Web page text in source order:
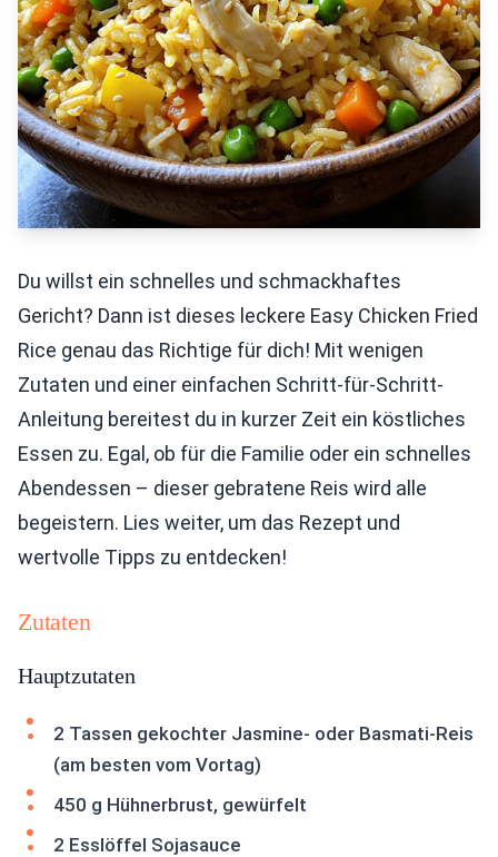
Du willst ein schnelles und schmackhaftes
Gericht? Dann ist dieses leckere Easy Chicken Fried
Rice genau das Richtige für dich! Mit wenigen
Zutaten und einer einfachen Schritt-für-Schritt-
Anleitung bereitest du in kurzer Zeit ein köstliches
Essen zu. Egal, ob für die Familie oder ein schnelles
Abendessen – dieser gebratene Reis wird alle
begeistern. Lies weiter, um das Rezept und
wertvolle Tipps zu entdecken!
Zutaten
Hauptzutaten
2 Tassen gekochter Jasmine- oder Basmati-Reis
(am besten vom Vortag)
450 g Hühnerbrust, gewürfelt
2 Esslöffel Sojasauce